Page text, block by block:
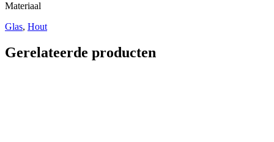
Materiaal
Glas, Hout
Gerelateerde producten